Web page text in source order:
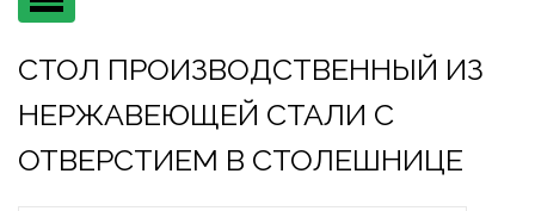
menu
СТОЛ ПРОИЗВОДСТВЕННЫЙ ИЗ
НЕРЖАВЕЮЩЕЙ СТАЛИ С
ОТВЕРСТИЕМ В СТОЛЕШНИЦЕ